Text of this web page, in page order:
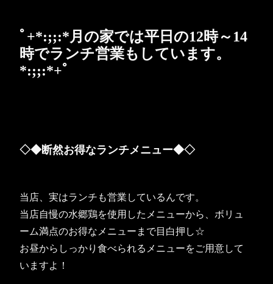
ﾟ+*:;;:*月の家では平日の12時～14
時でランチ営業もしています。
*:;;:*+ﾟ
◇◆断然お得なランチメニュー◆◇
当店、実はランチも営業しているんです。
当店自慢の水郷鶏を使用したメニューから、ボリュ
ーム満点のお得なメニューまで目白押し☆
お昼からしっかり食べられるメニューをご用意して
いますよ！